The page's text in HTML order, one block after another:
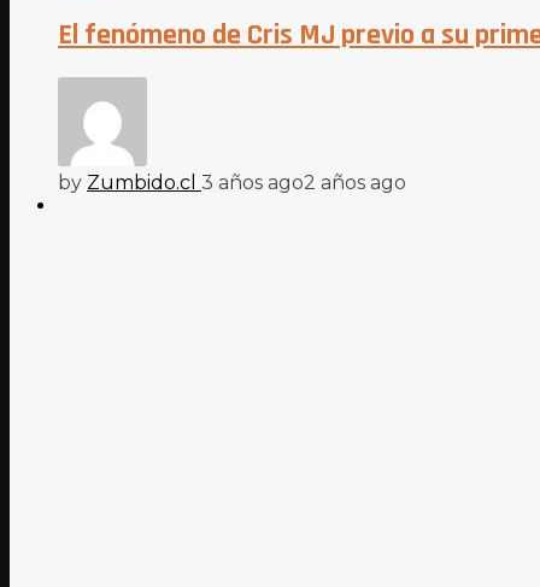
El fenómeno de Cris MJ previo a su
by Zumbido.cl 3 años ago2 años ago